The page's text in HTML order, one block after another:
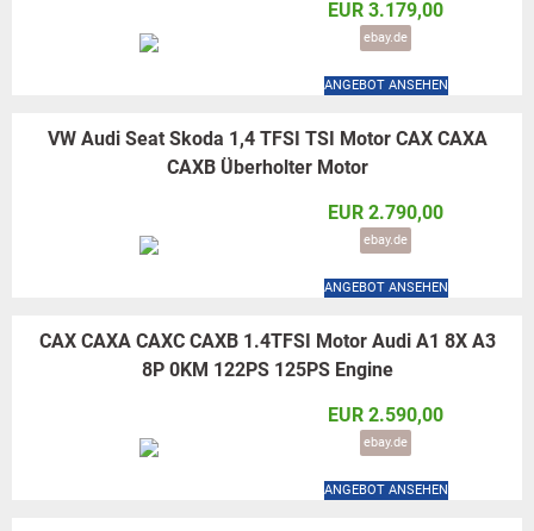
EUR 3.179,00
ebay.de
ANGEBOT ANSEHEN
VW Audi Seat Skoda 1,4 TFSI TSI Motor CAX CAXA
CAXB Überholter Motor
EUR 2.790,00
ebay.de
ANGEBOT ANSEHEN
CAX CAXA CAXC CAXB 1.4TFSI Motor Audi A1 8X A3
8P 0KM 122PS 125PS Engine
EUR 2.590,00
ebay.de
ANGEBOT ANSEHEN